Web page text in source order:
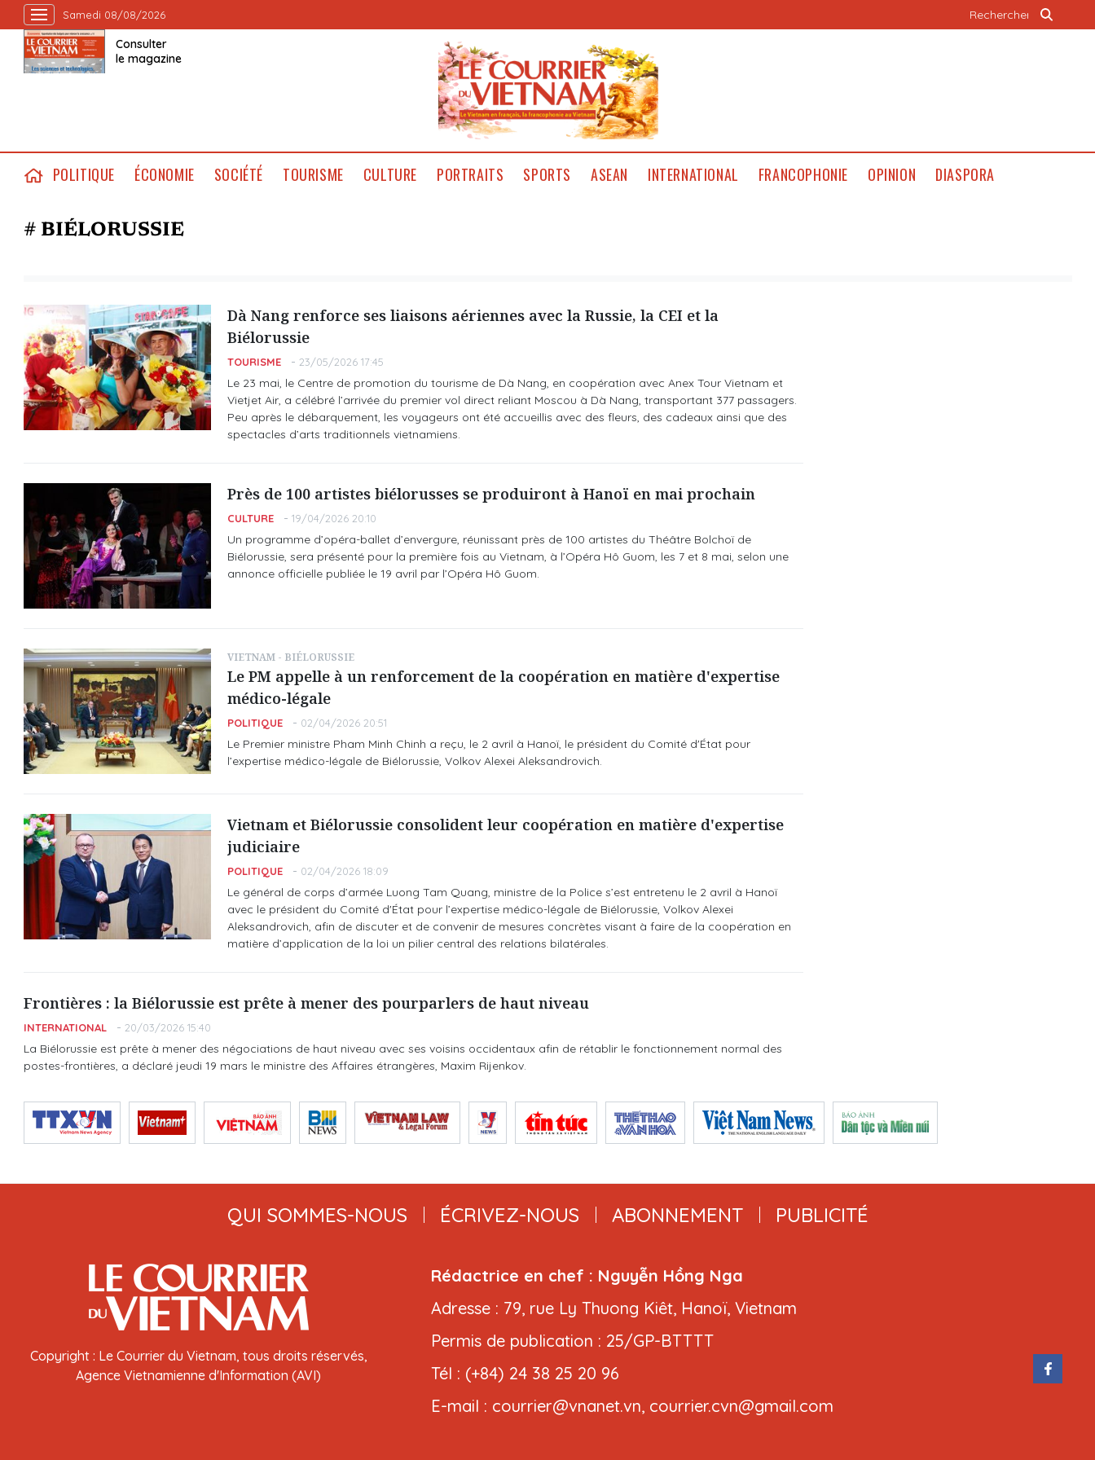
Samedi 08/08/2026
Consulter
le magazine
POLITIQUE ÉCONOMIE SOCIÉTÉ TOURISME CULTURE PORTRAITS SPORTS ASEAN INTERNATIONAL FRANCOPHONIE OPINION DIASPORA
# BIÉLORUSSIE
Dà Nang renforce ses liaisons aériennes avec la Russie, la CEI et la
Biélorussie
TOURISME 23/05/2026 17:45
Le 23 mai, le Centre de promotion du tourisme de Dà Nang, en coopération avec Anex Tour Vietnam et
Vietjet Air, a célébré l’arrivée du premier vol direct reliant Moscou à Dà Nang, transportant 377 passagers.
Peu après le débarquement, les voyageurs ont été accueillis avec des fleurs, des cadeaux ainsi que des
spectacles d’arts traditionnels vietnamiens.
Près de 100 artistes biélorusses se produiront à Hanoï en mai prochain
CULTURE 19/04/2026 20:10
Un programme d’opéra-ballet d’envergure, réunissant près de 100 artistes du Théâtre Bolchoï de
Biélorussie, sera présenté pour la première fois au Vietnam, à l’Opéra Hô Guom, les 7 et 8 mai, selon une
annonce officielle publiée le 19 avril par l’Opéra Hô Guom.
VIETNAM - BIÉLORUSSIE
Le PM appelle à un renforcement de la coopération en matière d'expertise
médico-légale
POLITIQUE 02/04/2026 20:51
Le Premier ministre Pham Minh Chinh a reçu, le 2 avril à Hanoï, le président du Comité d'État pour
l’expertise médico-légale de Biélorussie, Volkov Alexei Aleksandrovich.
Vietnam et Biélorussie consolident leur coopération en matière d'expertise
judiciaire
POLITIQUE 02/04/2026 18:09
Le général de corps d’armée Luong Tam Quang, ministre de la Police s’est entretenu le 2 avril à Hanoï
avec le président du Comité d'État pour l’expertise médico-légale de Biélorussie, Volkov Alexei
Aleksandrovich, afin de discuter et de convenir de mesures concrètes visant à faire de la coopération en
matière d’application de la loi un pilier central des relations bilatérales.
Frontières : la Biélorussie est prête à mener des pourparlers de haut niveau
INTERNATIONAL 20/03/2026 15:40
La Biélorussie est prête à mener des négociations de haut niveau avec ses voisins occidentaux afin de rétablir le fonctionnement normal des
postes-frontières, a déclaré jeudi 19 mars le ministre des Affaires étrangères, Maxim Rijenkov.
QUI SOMMES-NOUS ÉCRIVEZ-NOUS ABONNEMENT PUBLICITÉ
Copyright : Le Courrier du Vietnam, tous droits réservés,
Agence Vietnamienne d'Information (AVI)
Rédactrice en chef : Nguyễn Hồng Nga
Adresse : 79, rue Ly Thuong Kiêt, Hanoï, Vietnam
Permis de publication : 25/GP-BTTTT
Tél : (+84) 24 38 25 20 96
E-mail : courrier@vnanet.vn, courrier.cvn@gmail.com